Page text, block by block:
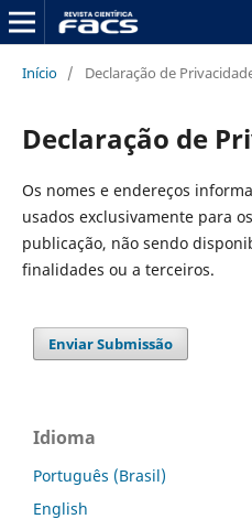
Início / Declaração de
Declaração de
Os nomes e endereços
usados exclusivamente para
publicação, não sendo
finalidades ou a terceiros.
Enviar Submissão
Idioma
Português (Brasil)
English